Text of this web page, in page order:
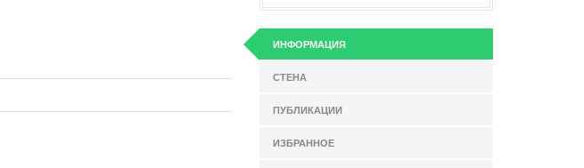
ИНФОРМАЦИЯ
СТЕНА
ПУБЛИКАЦИИ
ИЗБРАННОЕ